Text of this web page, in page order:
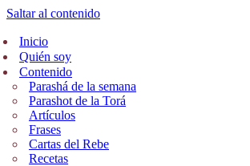
Saltar al contenido
Inicio
Quién soy
Contenido
Parashá de la semana
Parashot de la Torá
Artículos
Frases
Cartas del Rebe
Recetas